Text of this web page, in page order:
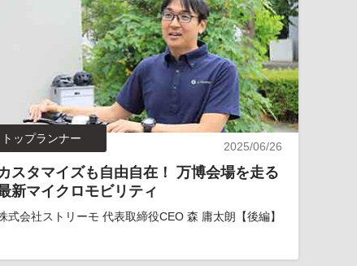
トップランナー
2025/06/26
スタマイズも自由自在！ 万博会場を走る
新マイクロモビリティ
式会社ストリーモ 代表取締役CEO 森 庸太朗【後編】